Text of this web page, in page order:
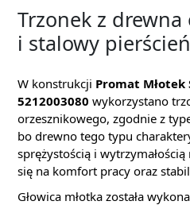
Trzonek z
i stalowy
W konstrukcji Promat Młotek
5212003080 wykorzystano
orzesznikowego, zgodnie z
bo drewno tego typu
sprężystością i wytrzymałością
się na komfort pracy oraz
Głowica młotka została